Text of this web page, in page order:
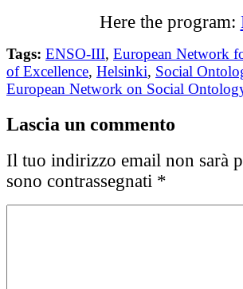
Here the program:
Tags: ENSO-III, European Network
of Excellence, Helsinki, Social
European Network on Social
Lascia un commento
Il tuo indirizzo email non sarà
sono contrassegnati *